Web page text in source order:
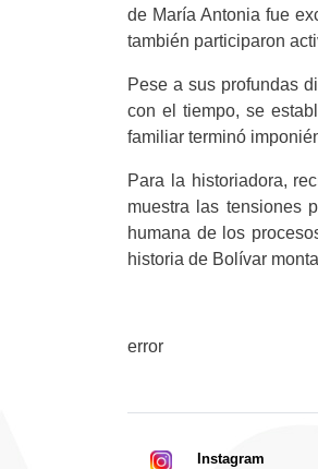
de María Antonia fue
también participaron
Pese a sus profundas
con el tiempo, se
familiar terminó
Para la historiadora,
muestra las tensiones
humana de los
historia de Bolívar
error
Instagram